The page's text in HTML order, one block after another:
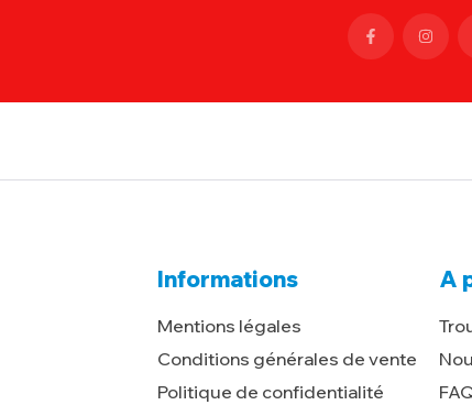
Informations
Mentions légales
Conditions générales de vente
Politique de confidentialité
A